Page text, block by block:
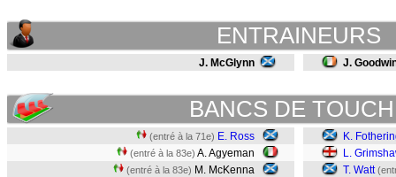
ENTRAINEURS
J. McGlynn J.
BANCS DE
(entré à la 71e) E. Ross
(entré à la 83e) A. Agyeman
(entré à la 83e) M. McKenna
K.
L.
T. Watt